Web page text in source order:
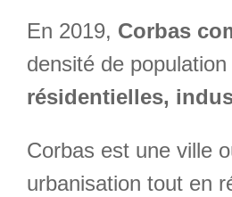
En 2019, Corbas
densité de
résidentielles,
Corbas est une ville
urbanisation tout en